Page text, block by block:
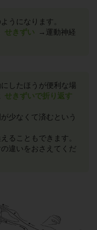
うになります。
せきずい
→運動神経
したほうが便利な場
せきずいで折り返す
少なくて済むという
ることもできます。
違いをおさえてくだ